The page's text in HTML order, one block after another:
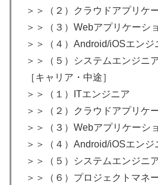
＞＞（２）クラウドアプリケ
＞＞（３）Webアプリケーシ
＞＞（４）Android/iOSエンジ
＞＞（５）システムエンジニ
［キャリア・中途］
＞＞（１）ITエンジニア
＞＞（２）クラウドアプリケ
＞＞（３）Webアプリケーシ
＞＞（４）Android/iOSエンジ
＞＞（５）システムエンジニ
＞＞（６）プロジェクトマネ